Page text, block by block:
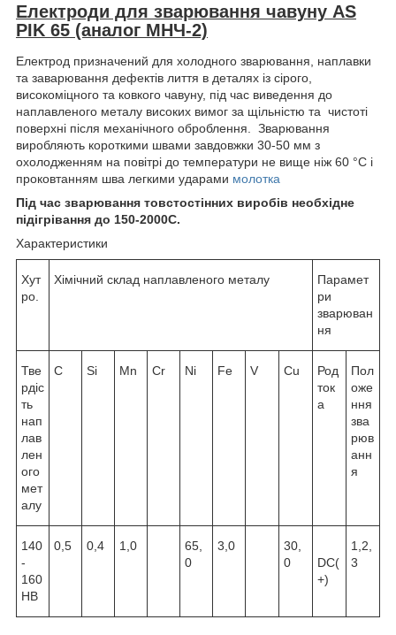
Електроди для зварювання чавуну AS
PIK 65 (аналог МНЧ-2)
Електрод призначений для холодного зварювання, наплавки
та заварювання дефектів лиття в деталях із сірого,
високоміцного та ковкого чавуну, під час виведення до
наплавленого металу високих вимог за щільністю та чистоті
поверхні після механічного оброблення. Зварювання
виробляють короткими швами завдовжки 30-50 мм з
охолодженням на повітрі до температури не вище ніж 60 °C і
проковтанням шва легкими ударами молотка
Під час зварювання товстостінних виробів необхідне
підігрівання до 150-2000С.
Характеристики
Хут
ро.
Хімічний склад наплавленого металу
Парамет
ри
зварюван
ня
Тве
рдіс
ть
нап
лав
лен
ого
мет
алу
C Si Mn Cr Ni Fe V Cu
Род
ток
а
Пол
оже
ння
зва
рюв
анн
я
140
-
160
HB
0,5 0,4 1,0
65,
0
3,0
30,
0
DC(
+)
1,2,
3